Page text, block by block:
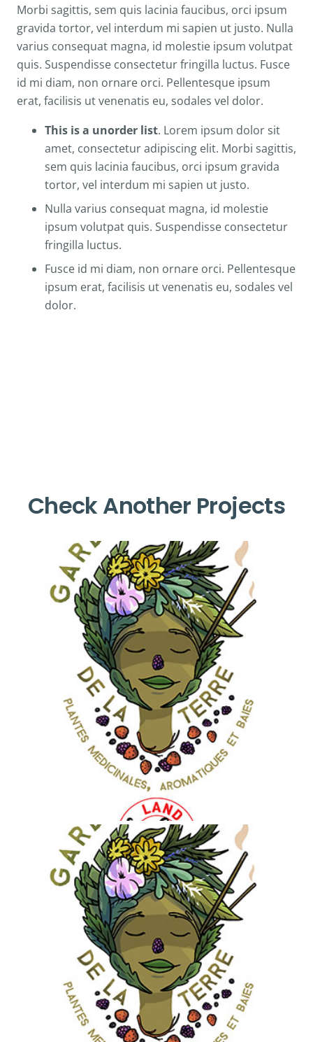
Morbi sagittis, sem quis lacinia faucibus, orci ipsum
gravida tortor, vel interdum mi sapien ut justo. Nulla
varius consequat magna, id molestie ipsum volutpat
quis. Suspendisse consectetur fringilla luctus. Fusce
id mi diam, non ornare orci. Pellentesque ipsum
erat, facilisis ut venenatis eu, sodales vel dolor.
This is a unorder list. Lorem ipsum dolor sit
amet, consectetur adipiscing elit. Morbi sagittis,
sem quis lacinia faucibus, orci ipsum gravida
tortor, vel interdum mi sapien ut justo.
Nulla varius consequat magna, id molestie
ipsum volutpat quis. Suspendisse consectetur
fringilla luctus.
Fusce id mi diam, non ornare orci. Pellentesque
ipsum erat, facilisis ut venenatis eu, sodales vel
dolor.
Check Another Projects